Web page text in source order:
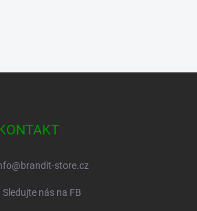
@brandit-store.cz
Sledujte nás na FB